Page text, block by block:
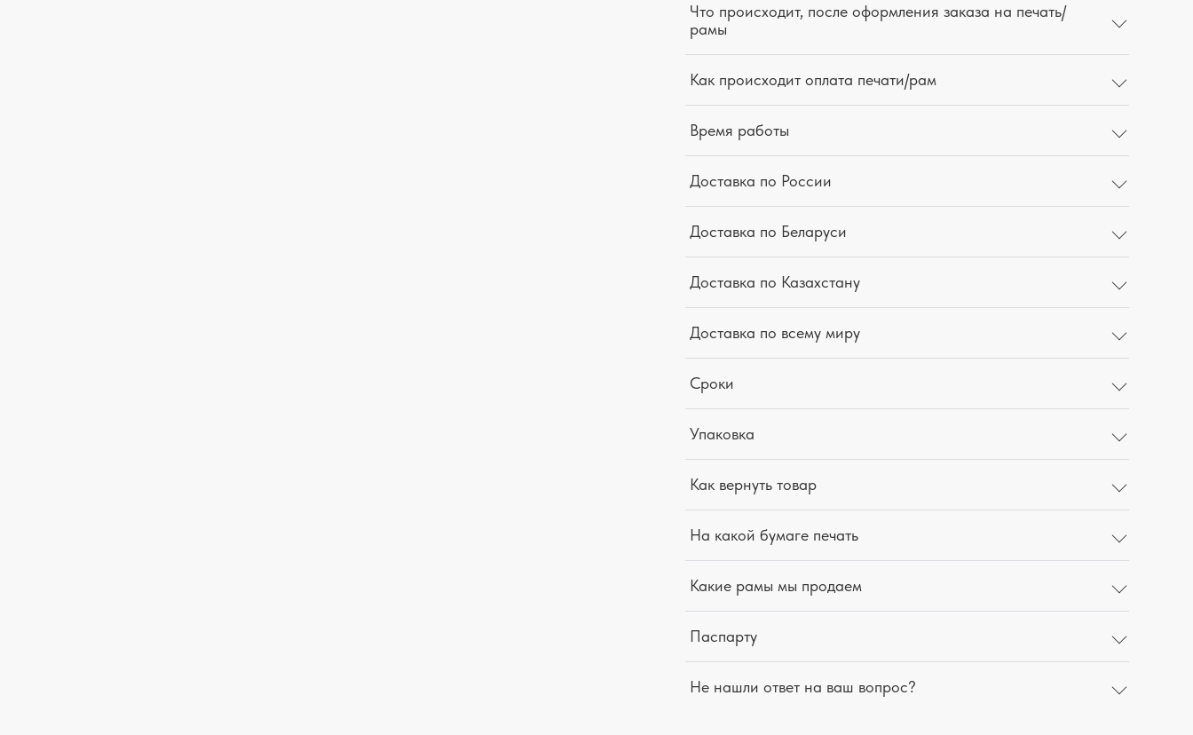
Что происходит, после оформления заказа на печать/
рамы
Как происходит оплата печати/рам
Время работы
Доставка по России
Доставка по Беларуси
Доставка по Казахстану
Доставка по всему миру
Сроки
Упаковка
Как вернуть товар
На какой бумаге печать
Какие рамы мы продаем
Паспарту
Не нашли ответ на ваш вопрос?